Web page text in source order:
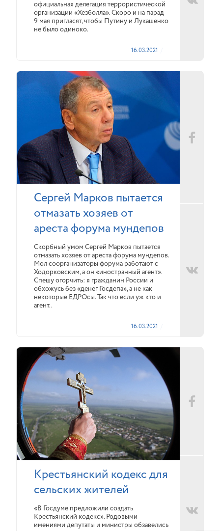
официальная делегация террористической
организации «Хезболла». Скоро и на парад
9 мая пригласят, чтобы Путину и Лукашенко
не было одиноко.
16.03.2021
Сергей Марков пытается
отмазать хозяев от
ареста форума мундепов
Скорбный умом Сергей Марков пытается
отмазать хозяев от ареста форума мундепов.
Мол соорганизаторы форума работают с
Ходорковским, а он «иностранный агент».
Спешу огорчить: я гражданин России и
обхожусь без «денег Госдепа», а не как
некоторые ЕДРОсы. Так что если уж кто и
агент..
16.03.2021
Крестьянский кодекс для
сельских жителей
«В Госдуме предложили создать
Крестьянский кодекс». Родовыми
имениями депутаты и министры обзавелись